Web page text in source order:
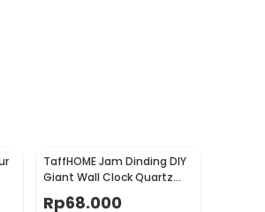
TaffHOME Jam Dinding DIY
Giant Wall Clock Quartz
90-100cm - DIY-105
Rp68.000